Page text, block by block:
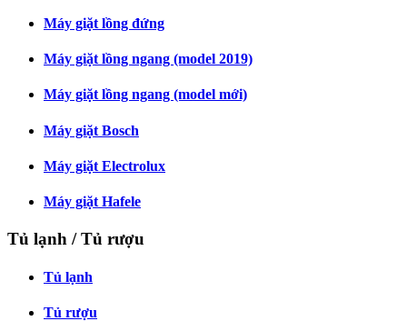
Máy giặt lồng đứng
Máy giặt lồng ngang (model 2019)
Máy giặt lồng ngang (model mới)
Máy giặt Bosch
Máy giặt Electrolux
Máy giặt Hafele
Tủ lạnh / Tủ rượu
Tủ lạnh
Tủ rượu